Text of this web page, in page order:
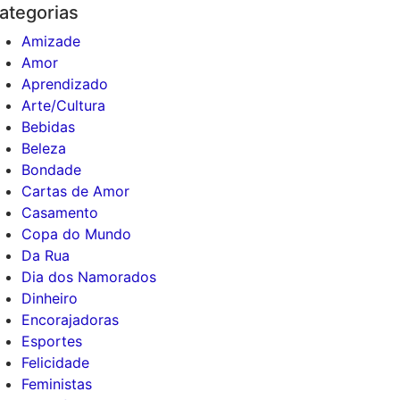
Amizade
Amor
Aprendizado
Arte/Cultura
Bebidas
Beleza
Bondade
Cartas de Amor
Casamento
Copa do Mundo
Da Rua
Dia dos Namorados
Dinheiro
Encorajadoras
Esportes
Felicidade
Feministas